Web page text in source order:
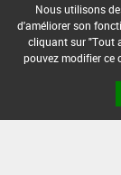
Nous utilisons
d'améliorer son
cliquant sur "Tout
pouvez modifier ce